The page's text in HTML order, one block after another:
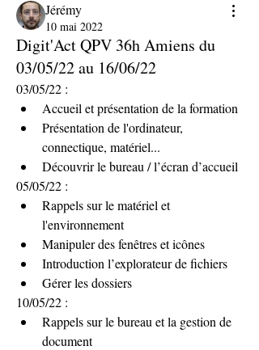
Jérémy
10 mai 2022
Digit'Act QPV 36h Amiens du
03/05/22 au 16/06/22
03/05/22 :
Accueil et présentation de la formation
Présentation de l'ordinateur,
connectique, matériel...
Découvrir le bureau / l’écran d’accueil
05/05/22 :
Rappels sur le matériel et
l'environnement
Manipuler des fenêtres et icônes
Introduction l’explorateur de fichiers
Gérer les dossiers
10/05/22 :
Rappels sur le bureau et la gestion de
document